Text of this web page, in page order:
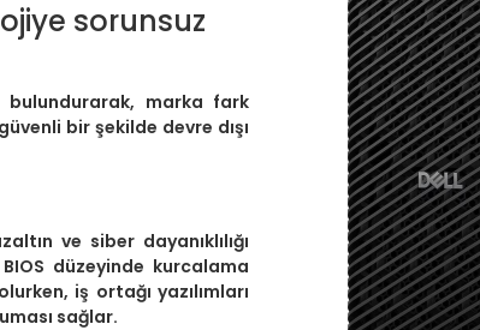
sorunsuz
bulundurarak, marka fark
bir şekilde devre dışı
ve siber dayanıklılığı
düzeyinde kurcalama
iş ortağı yazılımları
sağlar.